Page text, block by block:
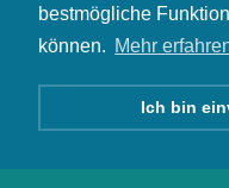
bestmögliche
können. Mehr
Ich bin